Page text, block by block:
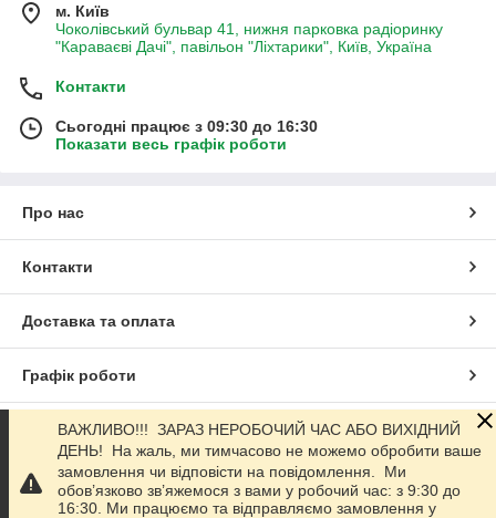
м. Київ
Чоколівський бульвар 41, нижня парковка радіоринку
"Караваєві Дачі", павільон "Ліхтарики", Київ, Україна
Контакти
Сьогодні працює з 09:30 до 16:30
Показати весь графік роботи
Про нас
Контакти
Доставка та оплата
Графік роботи
Повна версія сайту
Сайт створено на маркетплейсі Prom.ua
ВАЖЛИВО!!! ЗАРАЗ НЕРОБОЧИЙ ЧАС АБО ВИХІДНИЙ
ДЕНЬ! На жаль, ми тимчасово не можемо обробити ваше
замовлення чи відповісти на повідомлення. Ми
обов’язково зв’яжемося з вами у робочий час: з 9:30 до
16:30. Ми працюємо та відправляємо замовлення у